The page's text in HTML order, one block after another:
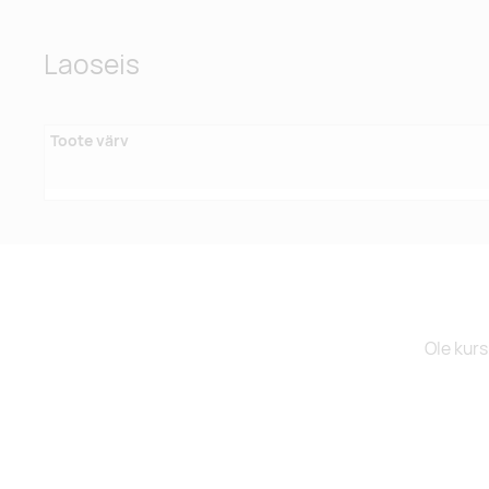
Laoseis
Toote värv
Ole